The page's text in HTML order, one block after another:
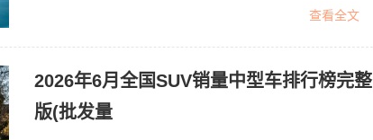
查看全文
2026年6月全国SUV销量中型车排行榜完整
版(批发量